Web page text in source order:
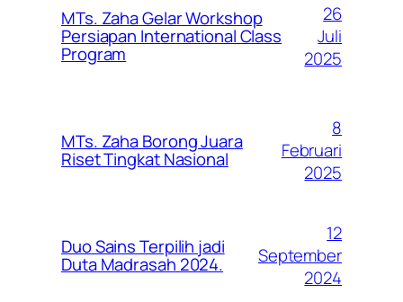
MTs. Zaha Gelar Workshop
Persiapan International Class
Program
26
Juli
2025
MTs. Zaha Borong Juara
Riset Tingkat Nasional
8
Februari
2025
Duo Sains Terpilih jadi
Duta Madrasah 2024.
12
September
2024